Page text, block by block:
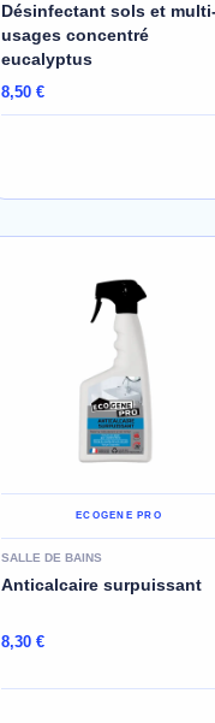
Désinfectant sols et
usages concentré
eucalyptus
8,50 €
AJOUTER AU PANIER
ECOGENE PRO
SALLE DE BAINS
Anticalcaire surpuissant
8,30 €